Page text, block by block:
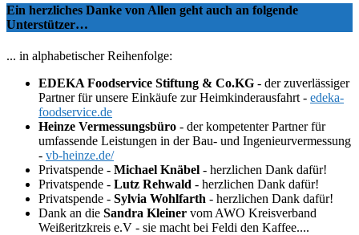
Ein herzliches Danke von Allen geht auch an folgende
Unterstützer…
... in alphabetischer Reihenfolge:
EDEKA Foodservice Stiftung & Co.KG - der zuverlässiger
Partner für unsere Einkäufe zur Heimkinderausfahrt - edeka-
foodservice.de
Heinze Vermessungsbüro - der kompetenter Partner für
umfassende Leistungen in der Bau- und Ingenieurvermessung
- vb-heinze.de/
Privatspende - Michael Knäbel - herzlichen Dank dafür!
Privatspende - Lutz Rehwald - herzlichen Dank dafür!
Privatspende - Sylvia Wohlfarth - herzlichen Dank dafür!
Dank an die Sandra Kleiner vom AWO Kreisverband
Weißeritzkreis e.V - sie macht bei Feldi den Kaffee....